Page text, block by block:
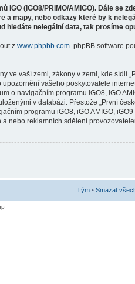
(iGO8/PRIMO/AMIGO). Dále se
mapy, nebo odkazy které by k
hledáte nelegální data, tak prosíme
z www.phpbb.com. phpBB software
vaší zemi, zákony v zemi, kde sídlí
vašeho poskytovatele
navigačním programu iGO8, iGO
v databázi. Přestože „První
programu iGO8, iGO AMIGO,
nebo reklamních sdělení
Tým • Smazat